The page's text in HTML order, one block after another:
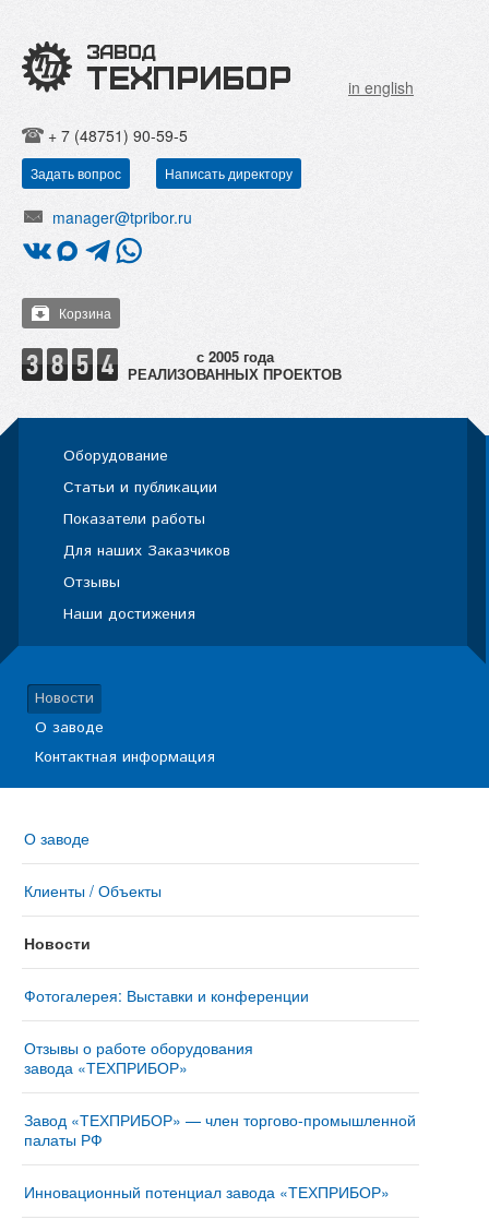
in english
+ 7 (48751) 90-59-5
Задать вопрос Написать директору
manager@tpribor.ru
Корзина
РЕАЛИЗОВАННЫХ ПРОЕКТОВ
Оборудование
Статьи и публикации
Показатели работы
Для наших Заказчиков
Отзывы
Наши достижения
Новости
О заводе
Контактная информация
О заводе
Клиенты / Объекты
Новости
Фотогалерея: Выставки и конференции
Отзывы о работе оборудования
завода «ТЕХПРИБОР»
Завод «ТЕХПРИБОР» — член торгово-промышленной
палаты РФ
Инновационный потенциал завода «ТЕХПРИБОР»